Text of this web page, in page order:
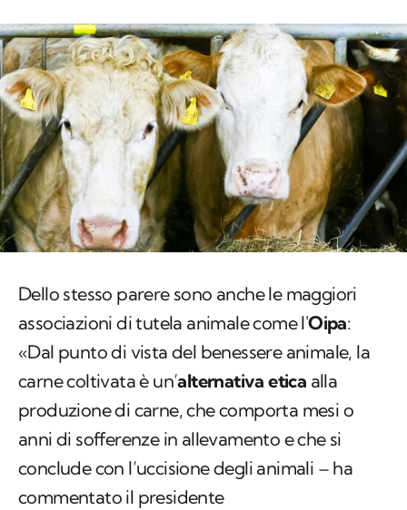
Dello stesso parere sono anche le maggiori
associazioni di tutela animale come l'Oipa:
«Dal punto di vista del benessere animale, la
carne coltivata è un’alternativa etica alla
produzione di carne, che comporta mesi o
anni di sofferenze in allevamento e che si
conclude con l’uccisione degli animali – ha
commentato il presidente